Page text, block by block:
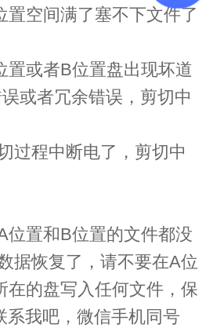
置空间满了塞不下文件了
置或者B位置盘出现坏道
或者冗余错误，剪切中
过程中断电了，剪切中
位置和B位置的文件都没
据恢复了，请不要在A位
在的盘写入任何文件，保
系我吧，微信手机同号